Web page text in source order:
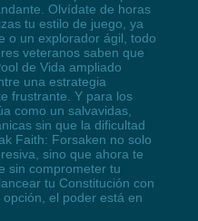
Olvídate de horas
tu estilo de juego, ya
o un explorador ágil, todo
veteranos saben que
de Vida ampliado
una estrategia
frustrante. Y para los
como un salvavidas,
sin que la dificultad
Faith: Forsaken no solo
sino que ahora te
sin comprometer tu
tu Constitución con
el poder está en